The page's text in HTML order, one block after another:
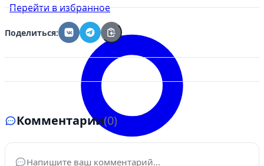
Перейти в избранное
Поделиться:
Комментарии(0)